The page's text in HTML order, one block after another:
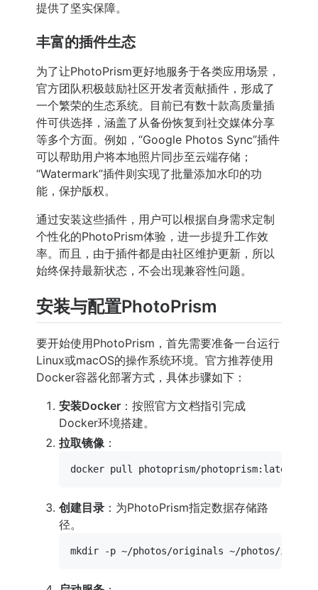
提供了坚实保障。
丰富的插件生态
为了让PhotoPrism更好地服务于各类应用场景，
官方团队积极鼓励社区开发者贡献插件，形成了
一个繁荣的生态系统。目前已有数十款高质量插
件可供选择，涵盖了从备份恢复到社交媒体分享
等多个方面。例如，“Google Photos Sync”插件
可以帮助用户将本地照片同步至云端存储；
“Watermark”插件则实现了批量添加水印的功
能，保护版权。
通过安装这些插件，用户可以根据自身需求定制
个性化的PhotoPrism体验，进一步提升工作效
率。而且，由于插件都是由社区维护更新，所以
始终保持最新状态，不会出现兼容性问题。
安装与配置PhotoPrism
要开始使用PhotoPrism，首先需要准备一台运行
Linux或macOS的操作系统环境。官方推荐使用
Docker容器化部署方式，具体步骤如下：
安装Docker ：按照官方文档指引完成
Docker环境搭建。
拉取镜像：
创建目录 ：为PhotoPrism指定数据存储路
径。
mkdir